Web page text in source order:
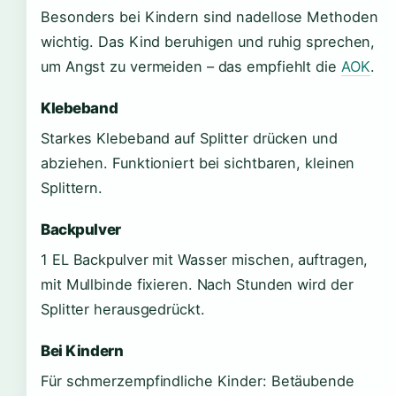
Besonders bei Kindern sind nadellose Methoden
wichtig. Das Kind beruhigen und ruhig sprechen,
um Angst zu vermeiden – das empfiehlt die AOK.
Klebeband
Starkes Klebeband auf Splitter drücken und
abziehen. Funktioniert bei sichtbaren, kleinen
Splittern.
Backpulver
1 EL Backpulver mit Wasser mischen, auftragen,
mit Mullbinde fixieren. Nach Stunden wird der
Splitter herausgedrückt.
Bei Kindern
Für schmerzempfindliche Kinder: Betäubende